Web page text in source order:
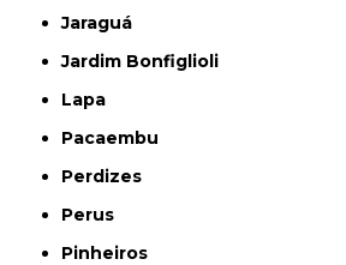
Jaraguá
Jardim Bonfiglioli
Lapa
Pacaembu
Perdizes
Perus
Pinheiros